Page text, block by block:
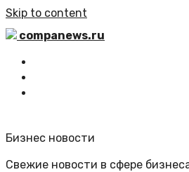
Skip to content
companews.ru
Бизнес новости
Свежие новости в сфере